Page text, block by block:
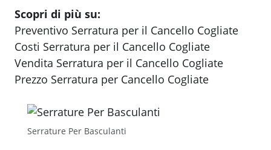
Scopri di più su:
Preventivo Serratura per il Cancello Cogliate
Costi Serratura per il Cancello Cogliate
Vendita Serratura per il Cancello Cogliate
Prezzo Serratura per Cancello Cogliate
Serrature Per Basculanti